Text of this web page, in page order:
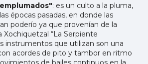
: es un culto a la pluma,
épocas pasadas, en donde las
poderío ya que provenían de la
Xochiquetzal “La Serpiente
instrumentos que utilizan son una
acordes de pito y tambor en ritmo